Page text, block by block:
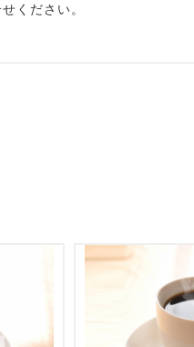
ください。